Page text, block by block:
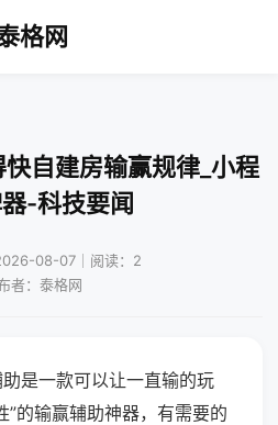
格网
自建房输赢规律_小程
-科技要闻
08-07｜阅读：2
者：泰格网
是一款可以让一直输的玩
”的输赢辅助神器，有需要的